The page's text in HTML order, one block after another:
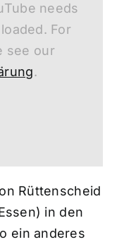
needs
For
see our
.
Rüttenscheid
in den
ein anderes